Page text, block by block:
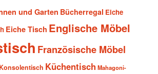
und Garten Bücherregal Eiche
Eiche Tisch Englische Möbel
Französische Möbel
Konsolentisch Küchentisch Mahagoni-